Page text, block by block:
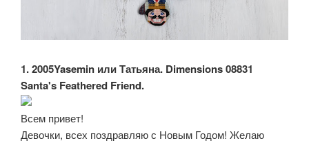
1. 2005Yasemin или Татьяна. Dimensions 08831
Santa's Feathered Friend.
Всем привет!
Девочки, всех поздравляю с Новым Годом! Желаю